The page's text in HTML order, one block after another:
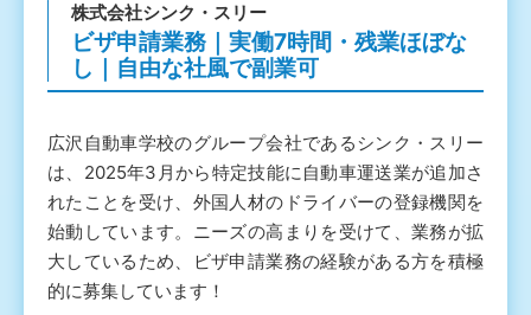
株式会社シンク・スリー
ビザ申請業務｜実働7時間・残業ほぼな
し｜自由な社風で副業可
広沢自動車学校のグループ会社であるシンク・スリー
は、2025年3月から特定技能に自動車運送業が追加さ
れたことを受け、外国人材のドライバーの登録機関を
始動しています。ニーズの高まりを受けて、業務が拡
大しているため、ビザ申請業務の経験がある方を積極
的に募集しています！